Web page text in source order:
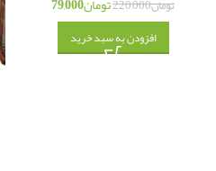
تومان220,000
افزودن به سبد خرید